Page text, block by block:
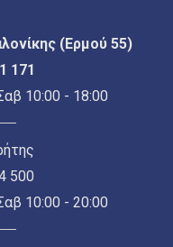
(Ερμού 55)
171
10:00 - 18:00
500
10:00 - 20:00